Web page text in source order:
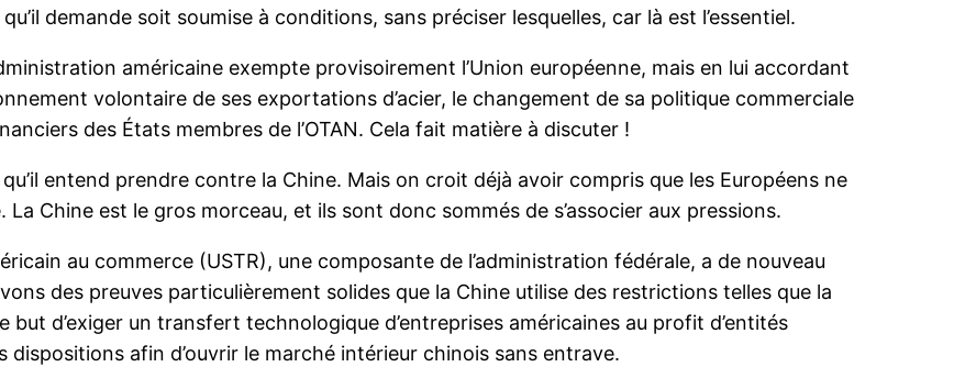
demande soit soumise à conditions, sans préciser lesquelles, car là est l’essentiel.
américaine exempte provisoirement l’Union européenne, mais en lui accordant
volontaire de ses exportations d’acier, le changement de sa politique commerciale
des États membres de l’OTAN. Cela fait matière à discuter !
entend prendre contre la Chine. Mais on croit déjà avoir compris que les Européens ne
Chine est le gros morceau, et ils sont donc sommés de s’associer aux pressions.
au commerce (USTR), une composante de l’administration fédérale, a de nouveau
des preuves particulièrement solides que la Chine utilise des restrictions telles que la
d’exiger un transfert technologique d’entreprises américaines au profit d’entités
dispositions afin d’ouvrir le marché intérieur chinois sans entrave.